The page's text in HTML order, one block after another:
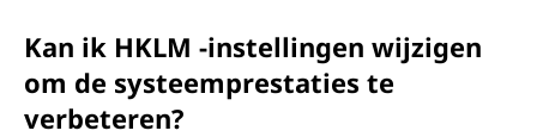
Kan ik HKLM -instellingen wijzigen
om de systeemprestaties te
verbeteren?